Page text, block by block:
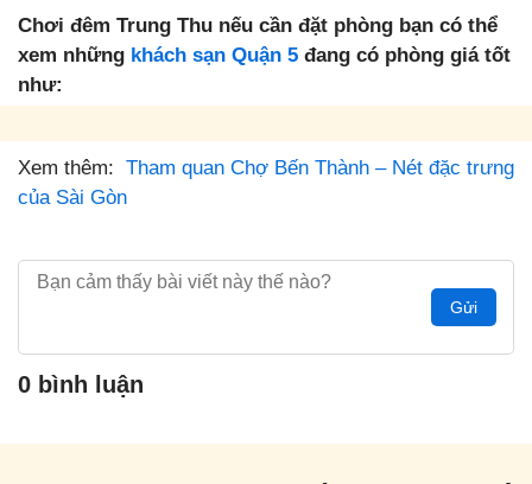
Chơi đêm Trung Thu nếu cần đặt phòng bạn có thể
xem những khách sạn Quận 5 đang có phòng giá tốt
như:
Xem thêm: Tham quan Chợ Bến Thành – Nét đặc trưng
của Sài Gòn
Gửi
0 bình luận